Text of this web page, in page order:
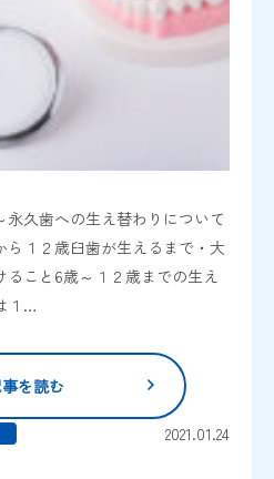
久歯への生え替わりについて
ら１２歳臼歯が生えるまで・大
こと6歳～１２歳までの生え
１…
を読む
2021.01.24